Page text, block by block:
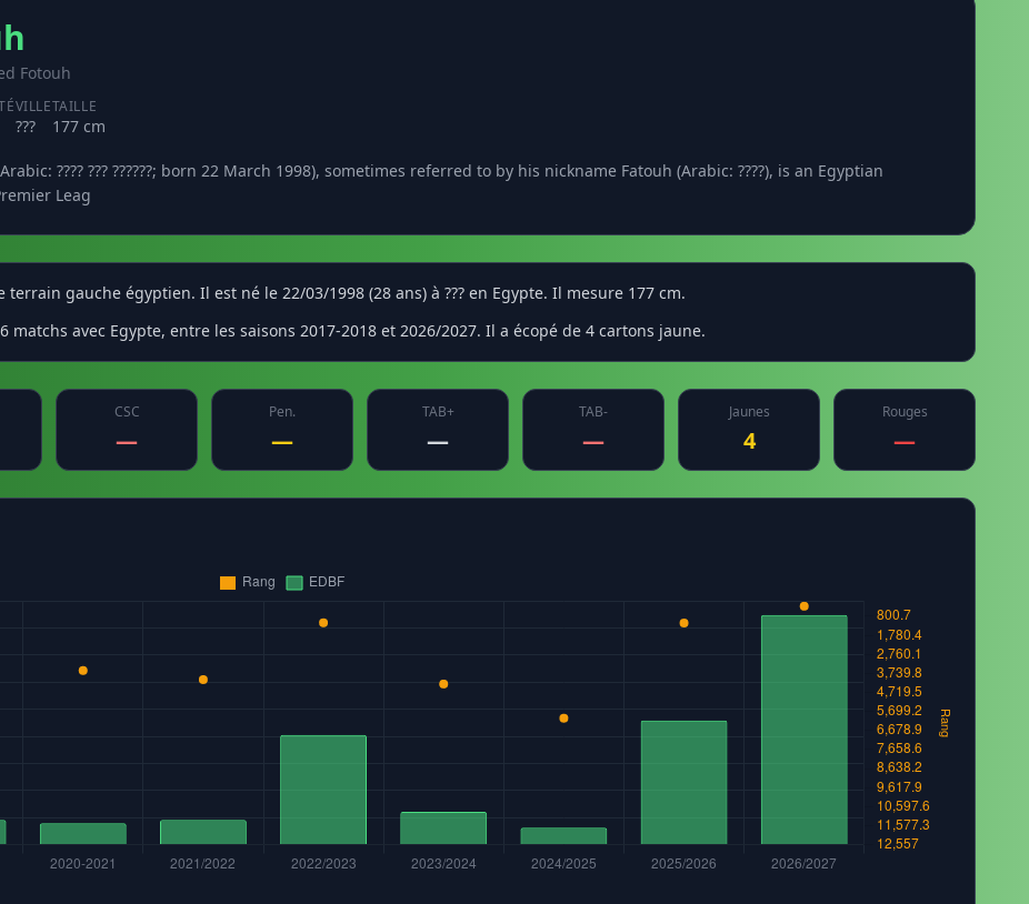
Fotouh
VILLE
???
TAILLE
177 cm
???? ??? ??????; born 22 March 1998), sometimes referred to by his nickname Fatouh (Arabic: ????), is an Egyptian
Leag
gauche égyptien. Il est né le 22/03/1998 (28 ans) à ??? en Egypte. Il mesure 177 cm.
avec Egypte, entre les saisons 2017-2018 et 2026/2027. Il a écopé de 4 cartons jaune.
CSC
—
Pen.
—
TAB+
—
TAB-
—
Jaunes
4
Rouges
—